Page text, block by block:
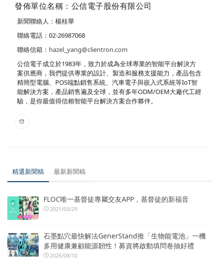
發佈單位名稱：公信電子股份有限公司
新聞聯絡人：楊桂華
聯絡電話：02-26987068
聯絡信箱： hazel_yang@clientron.com
公信電子成立於1983年，致力於成為全球專業的智能平台解決方
案供應商，我們提供專業的設計、製造和服務支援能力，產品包含
精簡型電腦、POS端點銷售系統、汽車電子與嵌入式系統等IoT智
能解決方案，產品銷售遍及全球，並有多年ODM/OEM大廠代工經
驗，是你最值得信賴智能平台解決方案合作夥伴。
精選新聞稿 最新新聞稿
FLOC唯一基督徒專屬交友APP，基督徒的新福音
2021/03/29
石墨點穴最快解法GenerStand推「生物能電池」一機
多用健康兼顧能源韌性！募資將啟動填問卷抽好禮
2026/08/10